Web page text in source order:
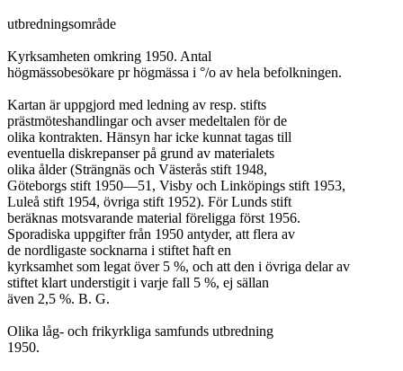
utbredningsområde
Kyrksamheten omkring 1950. Antal
högmässobesökare pr högmässa i °/o av hela befolkningen.
Kartan är uppgjord med ledning av resp. stifts
prästmöteshandlingar och avser medeltalen för de
olika kontrakten. Hänsyn har icke kunnat tagas till
eventuella diskrepanser på grund av materialets
olika ålder (Strängnäs och Västerås stift 1948,
Göteborgs stift 1950—51, Visby och Linköpings stift 1953,
Luleå stift 1954, övriga stift 1952). För Lunds stift
beräknas motsvarande material föreligga först 1956.
Sporadiska uppgifter från 1950 antyder, att flera av
de nordligaste socknarna i stiftet ħaft en
kyrksamhet som legat över 5 %, och att den i övriga delar av
stiftet klart understigit i varje fall 5 %, ej sällan
även 2,5 %. B. G.
Olika låg- och frikyrkliga samfunds utbredning
1950.